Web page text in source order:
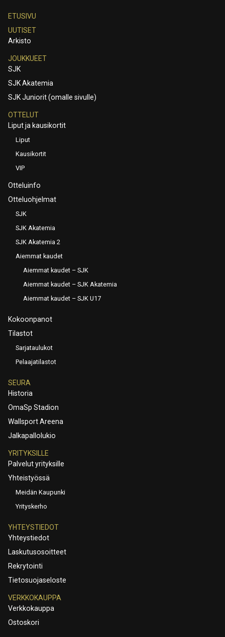
ETUSIVU
UUTISET
Arkisto
JOUKKUEET
SJK
SJK Akatemia
SJK Juniorit (omalle sivulle)
OTTELUT
Liput ja kausikortit
Liput
Kausikortit
VIP
Otteluinfo
Otteluohjelmat
SJK
SJK Akatemia
SJK Akatemia 2
Aiemmat kaudet
Aiemmat kaudet – SJK
Aiemmat kaudet – SJK Akatemia
Aiemmat kaudet – SJK U17
Kokoonpanot
Tilastot
Sarjataulukot
Pelaajatilastot
SEURA
Historia
OmaSp Stadion
Wallsport Areena
Jalkapallolukio
YRITYKSILLE
Palvelut yrityksille
Yhteistyössä
Meidän Kaupunki
Yrityskerho
YHTEYSTIEDOT
Yhteystiedot
Laskutusosoitteet
Rekrytointi
Tietosuojaseloste
VERKKOKAUPPA
Verkkokauppa
Ostoskori